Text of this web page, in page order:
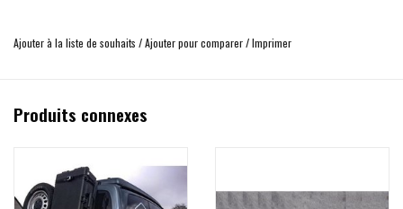
- 2x supports renforcé supérieur pour la montage des
des vérins renforcés
des vérins renforcés
Ajouter à la liste de souhaits /Ajouter pour comparer/Imprimer
Produits connexes